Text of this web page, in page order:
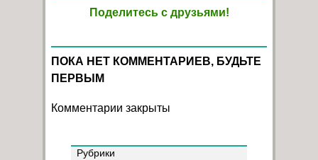
Поделитесь с друзьями!
ПОКА НЕТ КОММЕНТАРИЕВ, БУДЬТЕ
ПЕРВЫМ
Комментарии закрыты
Рубрики